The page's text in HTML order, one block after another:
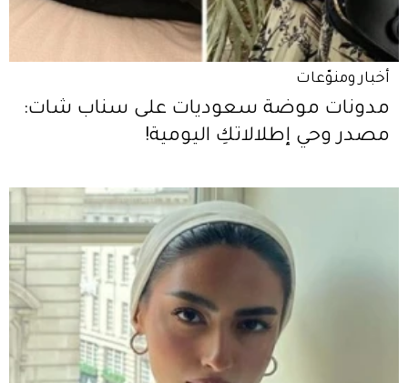
أخبار ومنوّعات
مدونات موضة سعوديات على سناب شات:
مصدر وحي إطلالاتكِ اليومية!